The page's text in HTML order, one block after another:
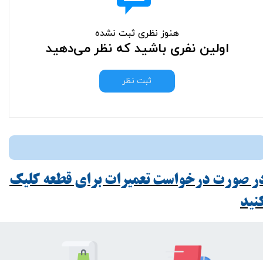
هنوز نظری ثبت نشده
اولین نفری باشید که نظر می‌دهید
ثبت نظر
صورت درخواست تعمیرات برای قطعه کلیک